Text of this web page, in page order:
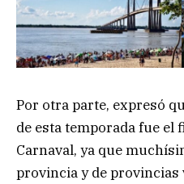
Por otra parte, expresó
de esta temporada fue el
Carnaval, ya que
provincia y de provincias